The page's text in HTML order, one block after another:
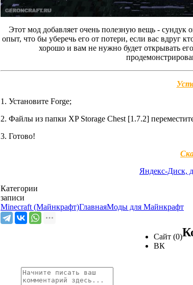
Этот мод добавляет очень полезную вещь -
опыт, что бы уберечь его от потери, если вас вдруг
хорошо и вам не нужно будет открывать
1. Установите Forge;
2. Файлы из папки XP Storage Chest [1.7.2]
3. Готово!
Яндекс-Диск,
Категории
записи
Minecraft (Майнкрафт)ГлавнаяМоды для Майнкрафт
Сайт (0)
ВК